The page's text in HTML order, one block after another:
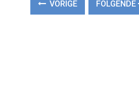
VORIGE FOLGENDE